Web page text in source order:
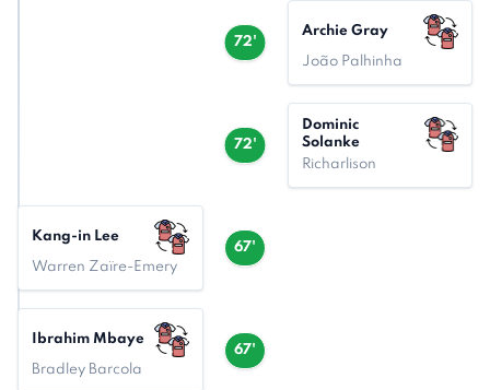
72'
Archie Gray
João Palhinha
72'
Dominic
Solanke
Richarlison
67'
Kang-in Lee
Warren Zaïre-Emery
67'
Ibrahim Mbaye
Bradley Barcola